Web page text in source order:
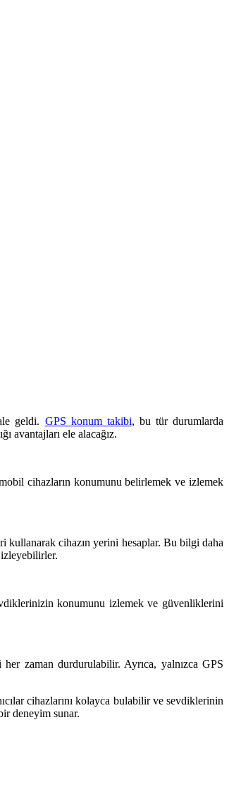
geldi. GPS konum takibi, bu tür durumlarda
avantajları ele alacağız.
cihazların konumunu belirlemek ve izlemek
kullanarak cihazın yerini hesaplar. Bu bilgi daha
konumunu izlemek ve güvenliklerini
zaman durdurulabilir. Ayrıca, yalnızca GPS
cihazlarını kolayca bulabilir ve sevdiklerinin
deneyim sunar.